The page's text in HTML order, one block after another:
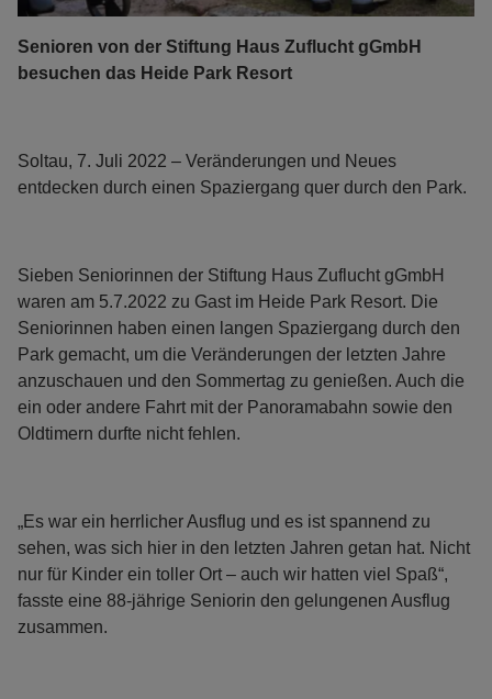
Senioren von der Stiftung Haus Zuflucht gGmbH
besuchen das Heide Park Resort
Soltau, 7. Juli 2022 – Veränderungen und Neues
entdecken durch einen Spaziergang quer durch den Park.
Sieben Seniorinnen der Stiftung Haus Zuflucht gGmbH
waren am 5.7.2022 zu Gast im Heide Park Resort. Die
Seniorinnen haben einen langen Spaziergang durch den
Park gemacht, um die Veränderungen der letzten Jahre
anzuschauen und den Sommertag zu genießen. Auch die
ein oder andere Fahrt mit der Panoramabahn sowie den
Oldtimern durfte nicht fehlen.
„Es war ein herrlicher Ausflug und es ist spannend zu
sehen, was sich hier in den letzten Jahren getan hat. Nicht
nur für Kinder ein toller Ort – auch wir hatten viel Spaß“,
fasste eine 88-jährige Seniorin den gelungenen Ausflug
zusammen.